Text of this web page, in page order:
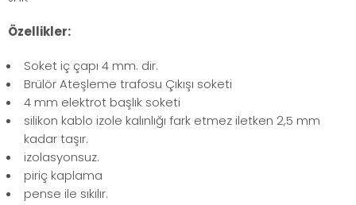
Özellikler:
Soket iç çapı 4 mm. dir.
Brülör Ateşleme trafosu Çıkışı soketi
4 mm elektrot başlık soketi
silikon kablo izole kalınlığı fark etmez iletken 2,5 mm
kadar taşır.
izolasyonsuz.
piriç kaplama
pense ile sıkılır.